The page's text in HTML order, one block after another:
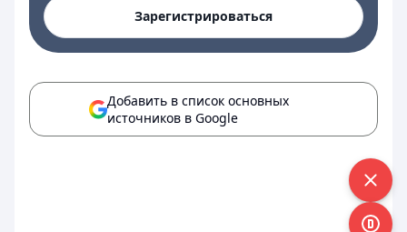
Зарегистрироваться
Добавить в список основных
источников в Google